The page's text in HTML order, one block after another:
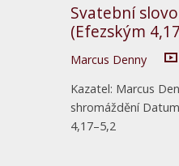
Svatební
(Efezským
Marcus Denny
Kazatel: Marcus
shromáždění
4,17–5,2